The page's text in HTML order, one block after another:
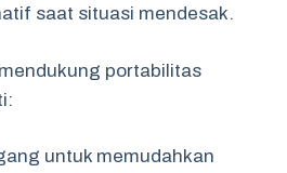
saat situasi mendesak.
portabilitas
untuk memudahkan